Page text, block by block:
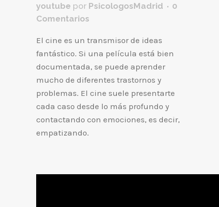
youtube por PsicologosMadrid
0
Comentarios
El cine es un transmisor de ideas
fantástico. Si una película está bien
documentada, se puede aprender
mucho de diferentes trastornos y
problemas. El cine suele presentarte
cada caso desde lo más profundo y
contactando con emociones, es decir,
empatizando.